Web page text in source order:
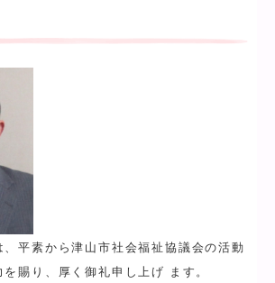
平素から津山市社会福祉協議会の活動
賜り、厚く御礼申し上げ ます。